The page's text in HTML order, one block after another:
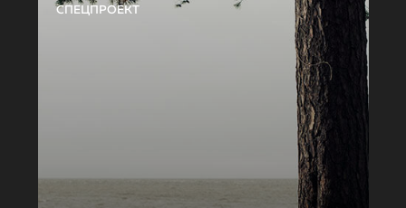
СПЕЦПРОЕКТ